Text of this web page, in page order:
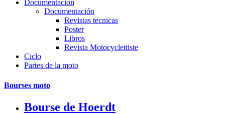
Documentación
Documentación
Revistas tecnicas
Poster
Libros
Revista Motocyclettiste
Ciclo
Partes de la moto
Bourses moto
Bourse de Hoerdt